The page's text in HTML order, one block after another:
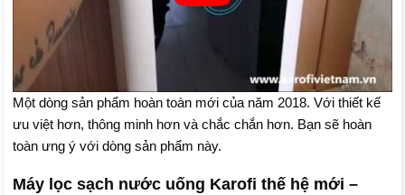
Một dòng sản phẩm hoàn toàn mới của năm 2018. Với thiết kế
ưu việt hơn, thông minh hơn và chắc chắn hơn. Bạn sẽ hoàn
toàn ưng ý với dòng sản phẩm này.
Máy lọc sạch nước uống Karofi thế hệ mới –